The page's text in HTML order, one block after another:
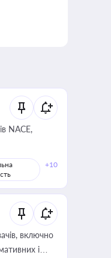
NACE,
+10
включно
і